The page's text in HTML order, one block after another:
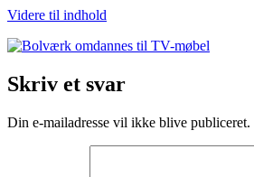
Videre til indhold
Skriv et svar
Din e-mailadresse vil ikke blive publiceret.